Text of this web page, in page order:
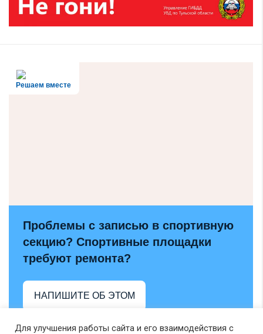
Решаем вместе
Проблемы с записью в спортивную
секцию? Спортивные площадки
требуют ремонта?
НАПИШИТЕ ОБ ЭТОМ
Для улучшения работы сайта и его взаимодействия с